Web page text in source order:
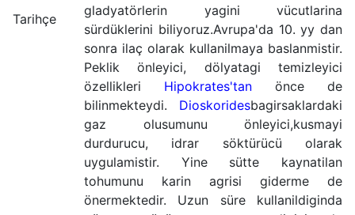
Tarihçe
gladyatörlerin yagini vücutlarina
sürdüklerini biliyoruz.Avrupa'da 10. yy dan
sonra ilaç olarak kullanilmaya baslanmistir.
Peklik önleyici, dölyatagi temizleyici
özellikleri Hipokrates'tan önce de
bilinmekteydi. Dioskoridesbagirsaklardaki
gaz olusumunu önleyici,kusmayi
durdurucu, idrar söktürücü olarak
uygulamistir. Yine sütte kaynatilan
tohumunu karin agrisi giderme de
önermektedir. Uzun süre kullanildiginda